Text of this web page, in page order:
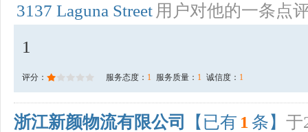
3137 Laguna Street 用户对他的一条点
1
评分： 服务态度： 1 服务质量： 1 诚信度： 1
浙江新颜物流有限公司 【已有 1 条】 于